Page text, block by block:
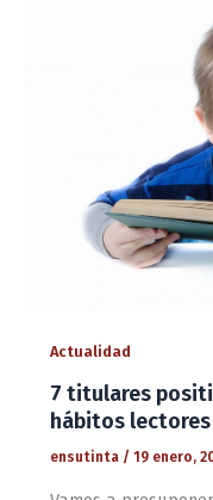
Actualidad
7 titulares
hábitos lectores
ensutinta / 19 enero,